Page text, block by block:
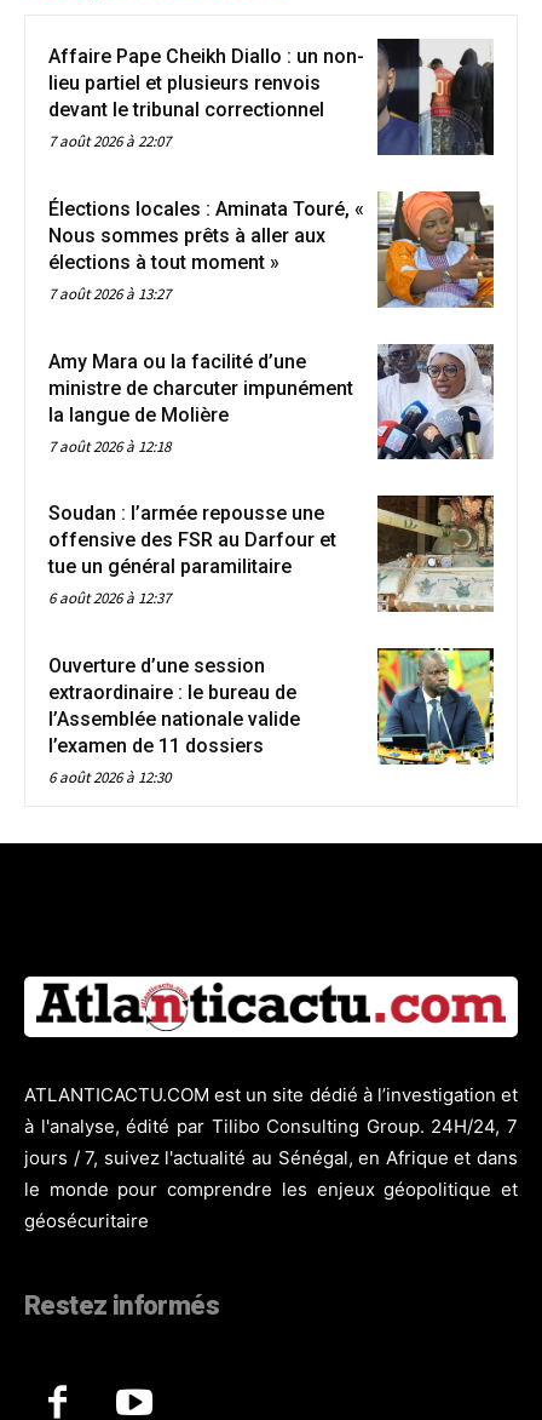
Affaire Pape Cheikh Diallo : un non-
lieu partiel et plusieurs renvois
devant le tribunal correctionnel
7 août 2026 à 22:07
Élections locales : Aminata Touré, «
Nous sommes prêts à aller aux
élections à tout moment »
7 août 2026 à 13:27
Amy Mara ou la facilité d’une
ministre de charcuter impunément
la langue de Molière
7 août 2026 à 12:18
Soudan : l’armée repousse une
offensive des FSR au Darfour et
tue un général paramilitaire
6 août 2026 à 12:37
Ouverture d’une session
extraordinaire : le bureau de
l’Assemblée nationale valide
l’examen de 11 dossiers
6 août 2026 à 12:30
ATLANTICACTU.COM est un site dédié à l’investigation et
à l'analyse, édité par Tilibo Consulting Group. 24H/24, 7
jours / 7, suivez l'actualité au Sénégal, en Afrique et dans
le monde pour comprendre les enjeux géopolitique et
géosécuritaire
Restez informés